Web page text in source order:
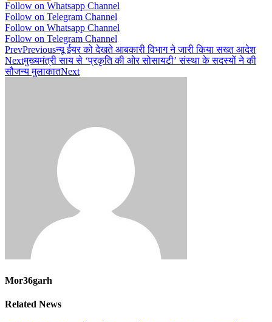
Follow on Whatsapp Channel
Follow on Telegram Channel
Follow on Whatsapp Channel
Follow on Telegram Channel
PrevPreviousन्यू ईयर को देखते आबकारी विभाग ने जारी किया सख्त आदेश
Nextमुख्यमंत्री साय से ‘प्रकृति की ओर सोसायटी’ संस्था के सदस्यों ने की
सौजन्य मुलाकातNext
Mor36garh
Related News